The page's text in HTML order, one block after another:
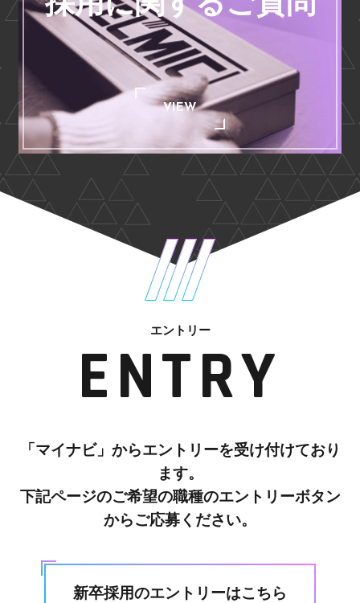
VIEW
エントリー
ENTRY
「マイナビ」からエントリーを受け付けており
ます。
下記ページのご希望の職種のエントリーボタン
からご応募ください。
新卒採用のエントリーはこちら